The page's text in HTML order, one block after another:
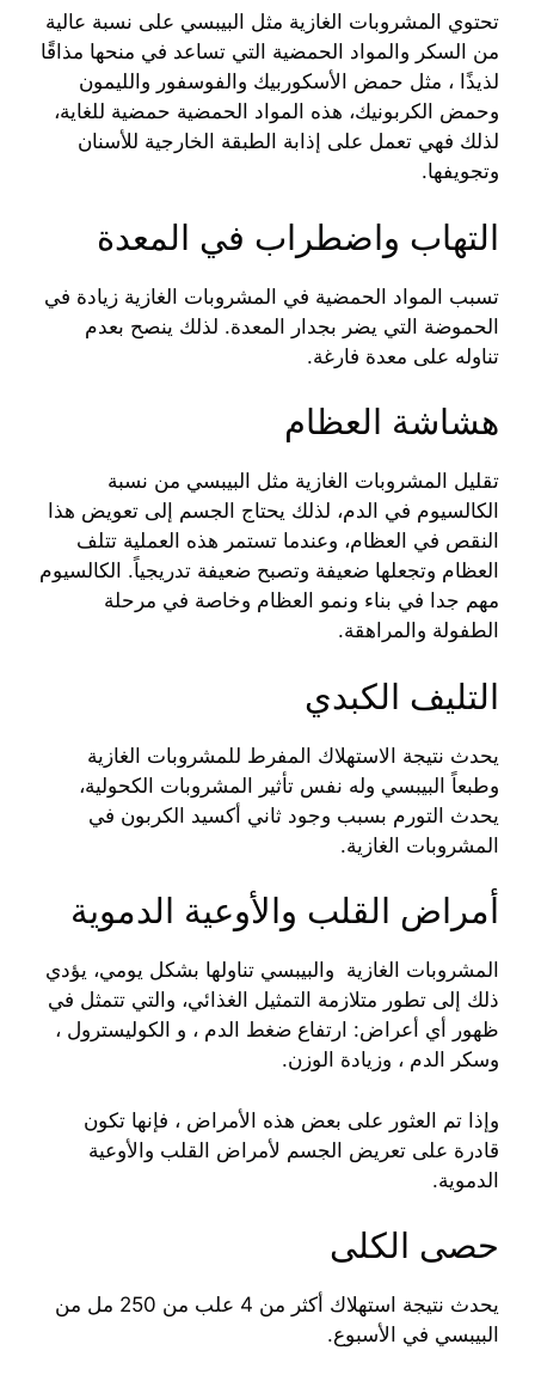
تحتوي المشروبات الغازية مثل البيبسي على نسبة عالية
من السكر والمواد الحمضية التي تساعد في منحها مذاقًا
لذيذًا ، مثل حمض الأسكوربيك والفوسفور والليمون
وحمض الكربونيك، هذه المواد الحمضية حمضية للغاية،
لذلك فهي تعمل على إذابة الطبقة الخارجية للأسنان
وتجويفها.
التهاب واضطراب في المعدة
تسبب المواد الحمضية في المشروبات الغازية زيادة في
الحموضة التي يضر بجدار المعدة. لذلك ينصح بعدم
تناوله على معدة فارغة.
هشاشة العظام
تقليل المشروبات الغازية مثل البيبسي من نسبة
الكالسيوم في الدم، لذلك يحتاج الجسم إلى تعويض هذا
النقص في العظام، وعندما تستمر هذه العملية تتلف
العظام وتجعلها ضعيفة وتصبح ضعيفة تدريجياً. الكالسيوم
مهم جدا في بناء ونمو العظام وخاصة في مرحلة
الطفولة والمراهقة.
التليف الكبدي
يحدث نتيجة الاستهلاك المفرط للمشروبات الغازية
وطبعاً البيبسي وله نفس تأثير المشروبات الكحولية،
يحدث التورم بسبب وجود ثاني أكسيد الكربون في
المشروبات الغازية.
أمراض القلب والأوعية الدموية
المشروبات الغازية والبيبسي تناولها بشكل يومي، يؤدي
ذلك إلى تطور متلازمة التمثيل الغذائي، والتي تتمثل في
ظهور أي أعراض: ارتفاع ضغط الدم ، و الكوليسترول ،
وسكر الدم ، وزيادة الوزن.
وإذا تم العثور على بعض هذه الأمراض ، فإنها تكون
قادرة على تعريض الجسم لأمراض القلب والأوعية
الدموية.
حصى الكلى
يحدث نتيجة استهلاك أكثر من 4 علب من 250 مل من
البيبسي في الأسبوع.